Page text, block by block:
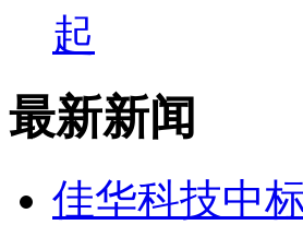
起
最新新闻
佳华科技中